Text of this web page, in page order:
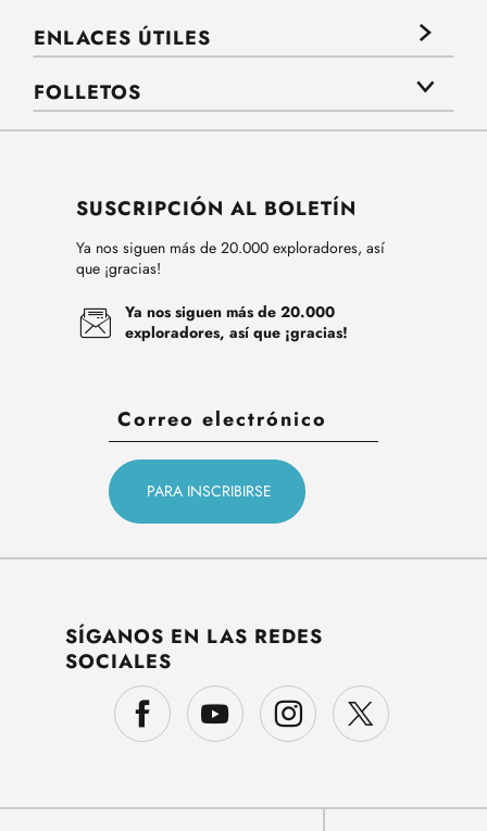
ENLACES ÚTILES
FOLLETOS
SUSCRIPCIÓN AL BOLETÍN
Ya nos siguen más de 20.000 exploradores, así
que ¡gracias!
Ya nos siguen más de 20.000
exploradores, así que ¡gracias!
SÍGANOS EN LAS REDES
SOCIALES